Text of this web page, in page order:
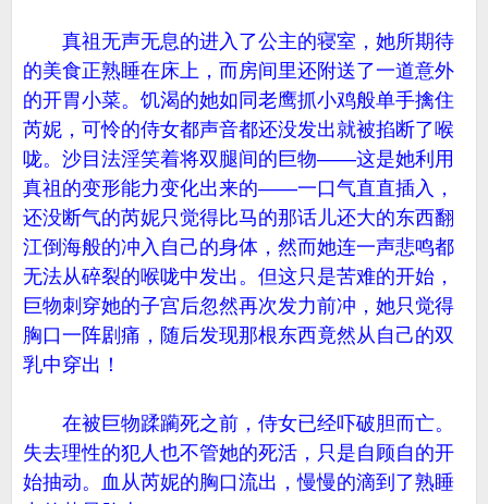
真祖无声无息的进入了公主的寝室，她所期待
的美食正熟睡在床上，而房间里还附送了一道意外
的开胃小菜。饥渴的她如同老鹰抓小鸡般单手擒住
芮妮，可怜的侍女都声音都还没发出就被掐断了喉
咙。沙目法淫笑着将双腿间的巨物——这是她利用
真祖的变形能力变化出来的——一口气直直插入，
还没断气的芮妮只觉得比马的那话儿还大的东西翻
江倒海般的冲入自己的身体，然而她连一声悲鸣都
无法从碎裂的喉咙中发出。但这只是苦难的开始，
巨物刺穿她的子宫后忽然再次发力前冲，她只觉得
胸口一阵剧痛，随后发现那根东西竟然从自己的双
乳中穿出！
在被巨物蹂躏死之前，侍女已经吓破胆而亡。
失去理性的犯人也不管她的死活，只是自顾自的开
始抽动。血从芮妮的胸口流出，慢慢的滴到了熟睡